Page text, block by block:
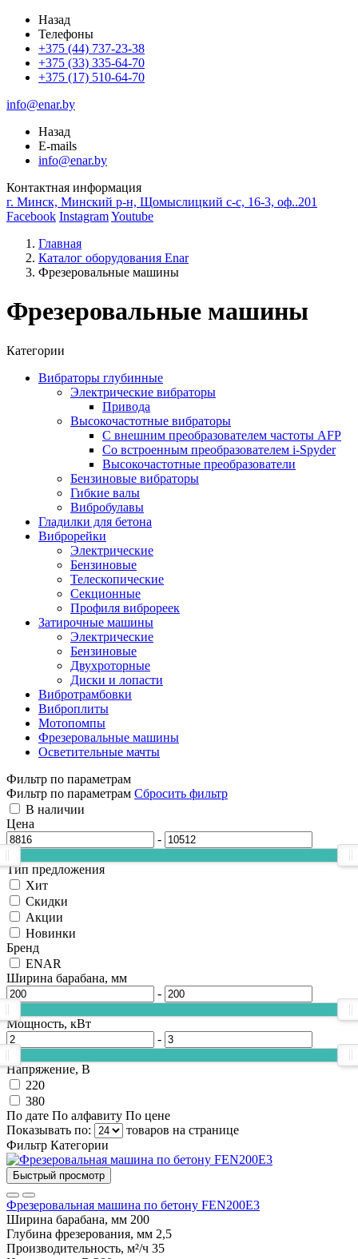
Назад
Телефоны
+375 (44) 737-23-38
+375 (33) 335-64-70
+375 (17) 510-64-70
info@enar.by
Назад
E-mails
info@enar.by
Контактная информация
г. Минск, Минский р-н, Щомыслицкий с-с, 16-3, оф..201
Facebook InstagramYoutube
Главная
Каталог оборудования Enar
Фрезеровальные машины
Фрезеровальные машины
Категории
Вибраторы глубинные
Электрические вибраторы
Привода
Высокочастотные вибраторы
С внешним преобразователем частоты AFP
Cо встроенным преобразователем i-Spyder
Высокочастотные преобразователи
Бензиновые вибраторы
Гибкие валы
Вибробулавы
Гладилки для бетона
Виброрейки
Электрические
Бензиновые
Телескопические
Секционные
Профиля виброреек
Затирочные машины
Электрические
Бензиновые
Двухроторные
Диски и лопасти
Вибротрамбовки
Виброплиты
Мотопомпы
Фрезеровальные машины
Осветительные мачты
Фильтр по параметрам
Фильтр по параметрам Сбросить фильтр
В наличии
Цена
-
Тип предложения
Хит
Скидки
Акции
Новинки
Бренд
ENAR
Ширина барабана, мм
-
Мощность, кВт
-
Напряжение, В
220
380
По дате По алфавиту По цене
Показывать по:
товаров на странице
Фильтр Категории
Быстрый просмотр
Фрезеровальная машина по бетону FEN200E3
Ширина барабана, мм 200
Глубина фрезерования, мм 2,5
Производительность, м²/ч 35